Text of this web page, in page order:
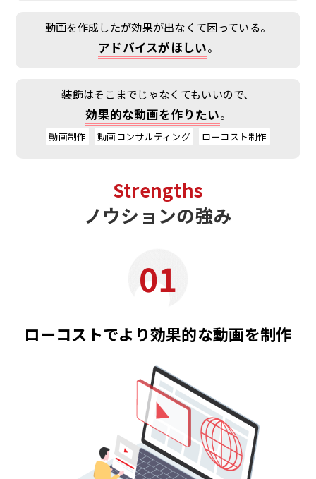
動画を作成したが効果が出なくて困っている。
アドバイスがほしい。
装飾はそこまでじゃなくてもいいので、
効果的な動画を作りたい。
動画制作 動画コンサルティング ローコスト制作
Strengths
ノウションの強み
01
ローコストでより効果的な動画を制作